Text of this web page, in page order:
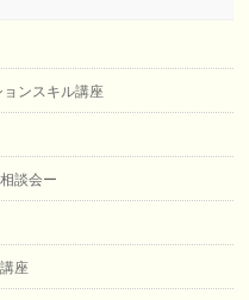
ンスキル講座
談会ー
座